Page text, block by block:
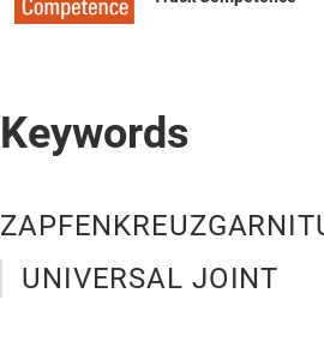
Keywords
UNIVERSAL JOINT